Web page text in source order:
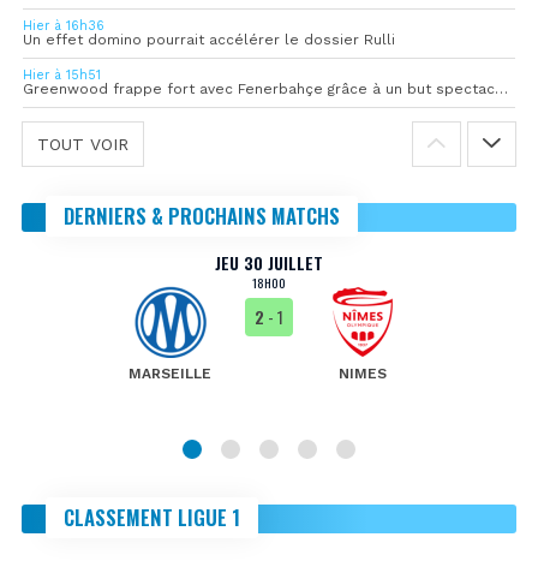
Hier à 16h36
Un effet domino pourrait accélérer le dossier Rulli
Hier à 15h51
Greenwood frappe fort avec Fenerbahçe grâce à un but spectaculaire
TOUT VOIR
DERNIERS & PROCHAINS MATCHS
JEU 30 JUILLET
18H00
MARSEILLE
2 - 1
NIMES
CLASSEMENT LIGUE 1